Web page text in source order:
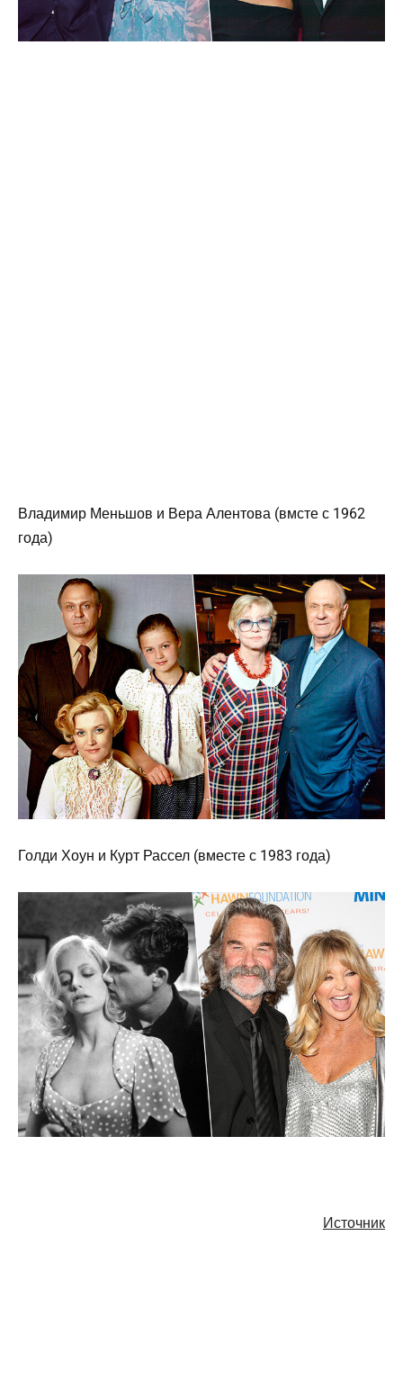
Владимир Меньшов и Вера Алентова (вмсте с 1962
года)
Голди Хоун и Курт Рассел (вместе с 1983 года)
Источник